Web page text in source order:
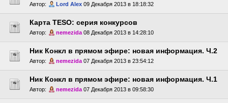
Автор: Lord Alex 09 Декабря 2013 в 18:18:32
Карта TESO: серия конкурсов
Автор: nemezida 08 Декабря 2013 в 14:28:10
Ник Конкл в прямом эфире: новая информация. Ч.2
Автор: nemezida 07 Декабря 2013 в 23:54:12
Ник Конкл в прямом эфире: новая информация. Ч.1
Автор: nemezida 07 Декабря 2013 в 09:58:30